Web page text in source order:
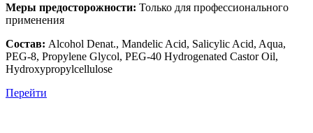
Меры предосторожности: Только для профессионального
применения
Состав: Alcohol Denat., Mandelic Acid, Salicylic Acid, Aqua,
PEG-8, Propylene Glycol, PEG-40 Hydrogenated Castor Oil,
Hydroxypropylcellulose
Перейти